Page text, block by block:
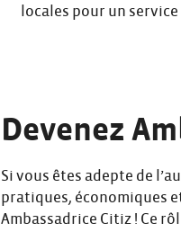
locales pour un service
Devenez
Si vous êtes adepte de
pratiques, économiques
Ambassadrice Citiz ! Ce